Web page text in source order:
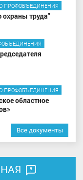
ПРОФОБЪЕДИНЕНИЯ
труда"
ПРОФОБЪЕДИНЕНИЯ
областное
Все документы